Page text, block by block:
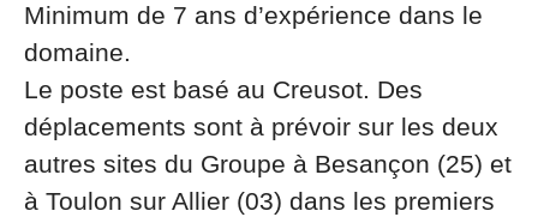
Minimum de 7 ans d’expérience dans le
domaine.
Le poste est basé au Creusot. Des
déplacements sont à prévoir sur les deux
autres sites du Groupe à Besançon (25) et
à Toulon sur Allier (03) dans les premiers